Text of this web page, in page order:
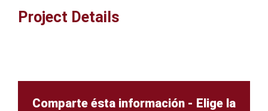
Project Details
Comparte ésta información - Elige la